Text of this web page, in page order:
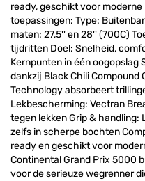
ready, geschikt voor
toepassingen: Type:
maten: 27,5'' en 28'' (700C)
tijdritten Doel: Snelheid,
Kernpunten in één oogopslag
dankzij Black Chili
Technology absorbeert
Lekbescherming: Vectran
tegen lekken Grip & handling:
zelfs in scherpe bochten
ready en geschikt voor
Continental Grand Prix 5000
voor de serieuze wegrenner